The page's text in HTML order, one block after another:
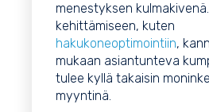
menestyksen
kehittämiseen, kuten
hakukoneoptimointiin,
mukaan asiantunteva
tulee kyllä takaisin
myyntinä.